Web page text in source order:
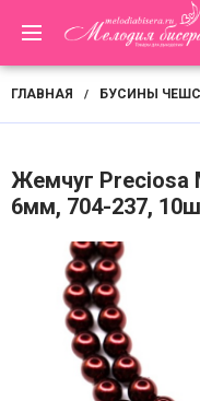
ГЛАВНАЯ / БУСИНЫ
Жемчуг Preciosa
6мм, 704-237,